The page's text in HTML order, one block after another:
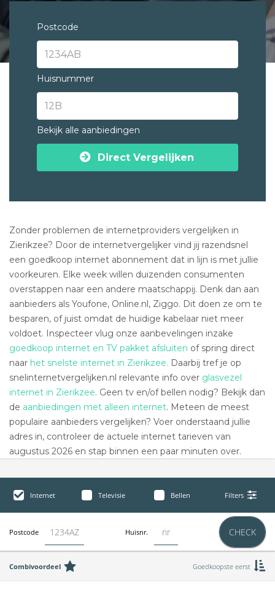
Postcode
Huisnummer
Bekijk alle aanbiedingen
Direct Vergelijken
Zonder problemen de internetproviders vergelijken in
Zierikzee? Door de internetvergelijker vind jij razendsnel
een goedkoop internet abonnement dat in lijn is met jullie
voorkeuren. Elke week willen duizenden consumenten
overstappen naar een andere maatschappij. Denk dan aan
aanbieders als Youfone, Online.nl, Ziggo. Dit doen ze om te
besparen, of juist omdat de huidige kabelaar niet meer
voldoet. Inspecteer vlug onze aanbevelingen inzake
goedkoop internet en TV pakket afsluiten of spring direct
naar het snelste internet in Zierikzee. Daarbij tref je op
snelinternetvergelijken.nl relevante info over glasvezel
internet in Zierikzee. Geen tv en/of bellen nodig? Bekijk dan
de aanbiedingen met alleen internet. Meteen de meest
populaire aanbieders vergelijken? Voer onderstaand jullie
adres in, controleer de actuele internet tarieven van
augustus 2026 en stap binnen een paar minuten over.
Internet Televisie Bellen Filters
Postcode Huisnr. CHECK
Combivoordeel Goedkoopste eerst